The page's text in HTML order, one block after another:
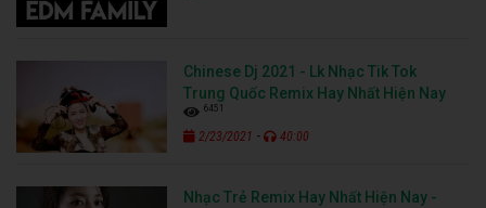
Chinese Dj 2021 - Lk Nhạc Tik Tok
Trung Quốc Remix Hay Nhất Hiện Nay
6451
2/23/2021 - 40:00
Nhạc Trẻ Remix Hay Nhất Hiện Nay -